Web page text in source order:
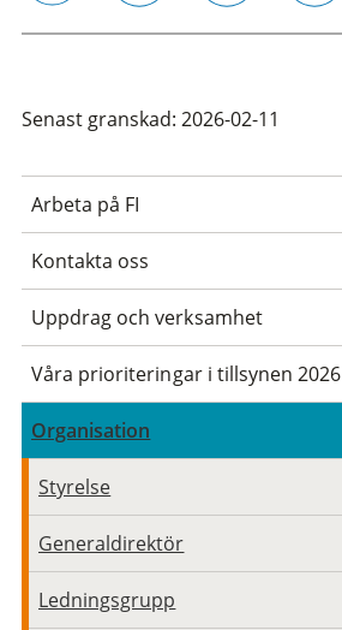
Senast granskad: 2026-02-11
Arbeta på FI
Kontakta oss
Uppdrag och verksamhet
Våra prioriteringar i tillsynen 2026
Organisation
Styrelse
Generaldirektör
Ledningsgrupp